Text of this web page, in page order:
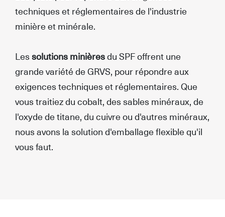
techniques et réglementaires de l'industrie
minière et minérale.
Lessolutions minièresdu SPF offrent une
grande variété de GRVS, pour répondre aux
exigences techniques et réglementaires. Que
vous traitiez du cobalt, des sables minéraux, de
l'oxyde de titane, du cuivre ou d'autres minéraux,
nous avons la solution d'emballage flexible qu'il
vous faut.